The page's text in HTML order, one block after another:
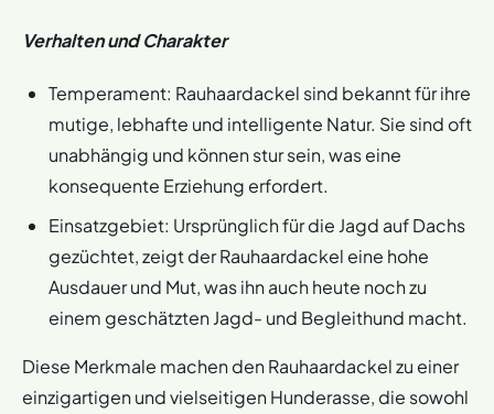
Verhalten und Charakter
Temperament: Rauhaardackel sind bekannt für ihre
mutige, lebhafte und intelligente Natur. Sie sind oft
unabhängig und können stur sein, was eine
konsequente Erziehung erfordert.
Einsatzgebiet: Ursprünglich für die Jagd auf Dachs
gezüchtet, zeigt der Rauhaardackel eine hohe
Ausdauer und Mut, was ihn auch heute noch zu
einem geschätzten Jagd- und Begleithund macht.
Diese Merkmale machen den Rauhaardackel zu einer
einzigartigen und vielseitigen Hunderasse, die sowohl